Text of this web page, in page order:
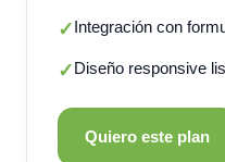
✓Integración con
✓Diseño responsive
Quiero este plan